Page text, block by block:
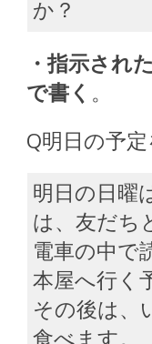
か？
・指示され
で書く 。
Q明日の予
明日の日曜
は、友だち
電車の中で
本屋へ行く
その後は、
食べます。